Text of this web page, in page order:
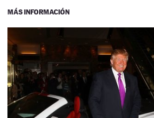
MÁS INFORMACIÓN